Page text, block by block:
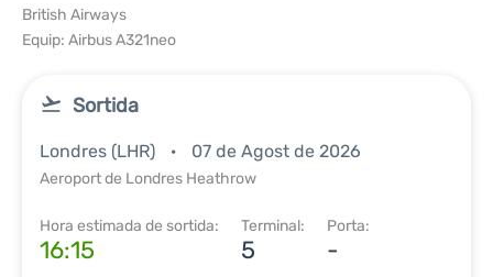
British Airways
Equip: Airbus A321neo
Sortida
Londres (LHR) 07 de Agost de 2026
Aeroport de Londres Heathrow
Hora estimada de sortida:
16:15
Terminal:
5
Porta:
-